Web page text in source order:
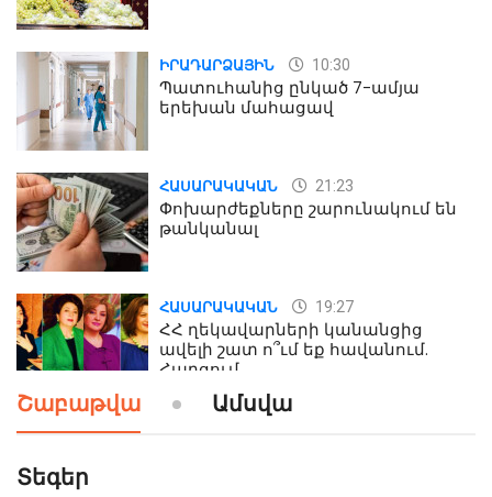
ԻՐԱԴԱՐՁԱՅԻՆ 10:30
Պատուհանից ընկած 7-ամյա
երեխան մահացավ
ՀԱՍԱՐԱԿԱԿԱՆ 21:23
Փոխարժեքները շարունակում են
թանկանալ
ՀԱՍԱՐԱԿԱԿԱՆ 19:27
ՀՀ ղեկավարների կանանցից
ավելի շատ ո՞ւմ եք հավանում.
Հարցում
Շաբաթվա Ամսվա
Տեգեր